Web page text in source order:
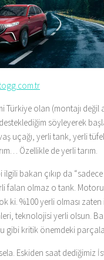
Türkiye olan (montajı değil
söyleyerek
uçağı, yerli tank, yerli
Özellikle de yerli tarım.
ilgili bakan çıkıp da
falan olmaz o tank.
ki. %100 yerli olması zaten
teknolojisi yerli olsun.
gibi kritik önemdeki
Eskiden saat dediğimiz